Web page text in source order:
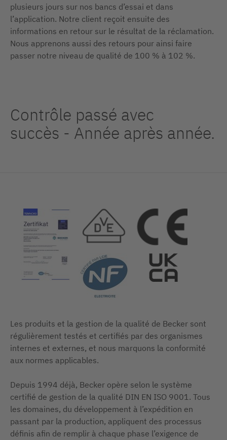
plusieurs jours sur nos bancs d’essai et dans
l’application. Notre client reçoit ensuite des
informations en retour sur le résultat de la réclamation.
Nous apprenons aussi des retours pour ainsi faire
passer notre niveau de qualité de 100 % à 102 %.
Contrôle passé avec
succès - Année après année.
Les produits et la gestion de la qualité de Becker sont
régulièrement testés et certifiés par des organismes
internes et externes, et nous marquons la conformité
aux normes applicables.
Depuis 1994 déjà, Becker opère selon le système
certifié de gestion de la qualité DIN EN ISO 9001. Tous
les domaines, du développement à l’expédition en
passant par la production, appliquent des processus
définis afin de remplir à chaque phase l’exigence de